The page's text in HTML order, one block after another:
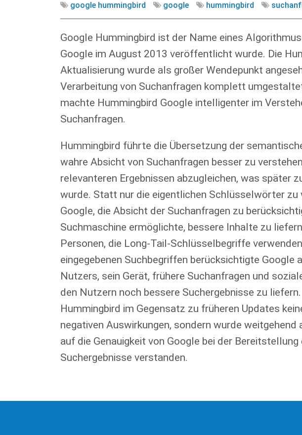
google hummingbird google hummingbird
Google Hummingbird ist der Name eines
Google im August 2013 veröffentlicht wurde. Die
Aktualisierung wurde als großer Wendepunkt
Verarbeitung von Suchanfragen komplett
machte Hummingbird Google intelligenter im
Suchanfragen.
Hummingbird führte die Übersetzung der
wahre Absicht von Suchanfragen besser zu
relevanteren Ergebnissen abzugleichen, was später
wurde. Statt nur die eigentlichen Schlüsselwörter zu
Google, die Absicht der Suchanfragen zu
Suchmaschine ermöglichte, bessere Inhalte zu
Personen, die Long-Tail-Schlüsselbegriffe
eingegebenen Suchbegriffen berücksichtigte Google
Nutzers, sein Gerät, frühere Suchanfragen und
den Nutzern noch bessere Suchergebnisse zu
Hummingbird im Gegensatz zu früheren Updates
negativen Auswirkungen, sondern wurde weitgehend
auf die Genauigkeit von Google bei der
Suchergebnisse verstanden.